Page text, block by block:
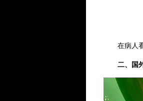
在病人看
二、国